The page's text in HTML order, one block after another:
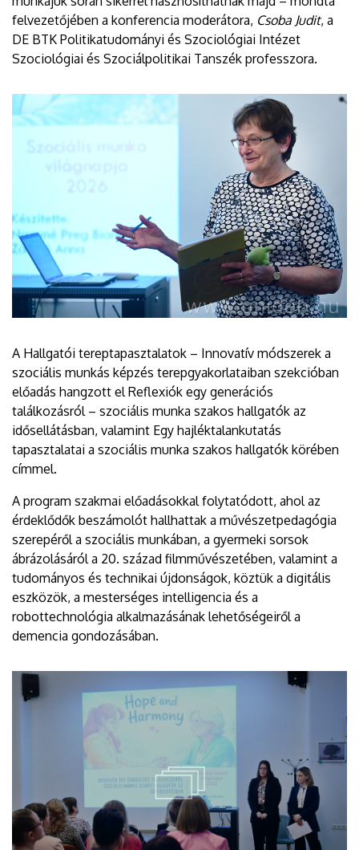
felvezetőjében a konferencia moderátora, Csoba Judit, a
DE BTK Politikatudományi és Szociológiai Intézet
Szociológiai és Szociálpolitikai Tanszék professzora.
A Hallgatói tereptapasztalatok – Innovatív módszerek a
szociális munkás képzés terepgyakorlataiban szekcióban
előadás hangzott el Reflexiók egy generációs
találkozásról – szociális munka szakos hallgatók az
idősellátásban, valamint Egy hajléktalankutatás
tapasztalatai a szociális munka szakos hallgatók körében
címmel.
A program szakmai előadásokkal folytatódott, ahol az
érdeklődők beszámolót hallhattak a művészetpedagógia
szerepéről a szociális munkában, a gyermeki sorsok
ábrázolásáról a 20. század filmművészetében, valamint a
tudományos és technikai újdonságok, köztük a digitális
eszközök, a mesterséges intelligencia és a
robottechnológia alkalmazásának lehetőségeiről a
demencia gondozásában.